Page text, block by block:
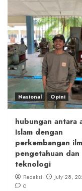
Nasional Opini
hubungan antara
Islam dengan
perkembangan
pengetahuan dan
teknologi
Redaksi
July 28,
0